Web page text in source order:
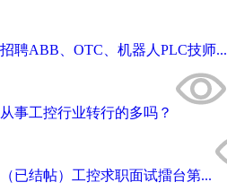
招聘ABB、OTC、机器人PLC技师...
从事工控行业转行的多吗？
（已结帖）工控求职面试擂台第...